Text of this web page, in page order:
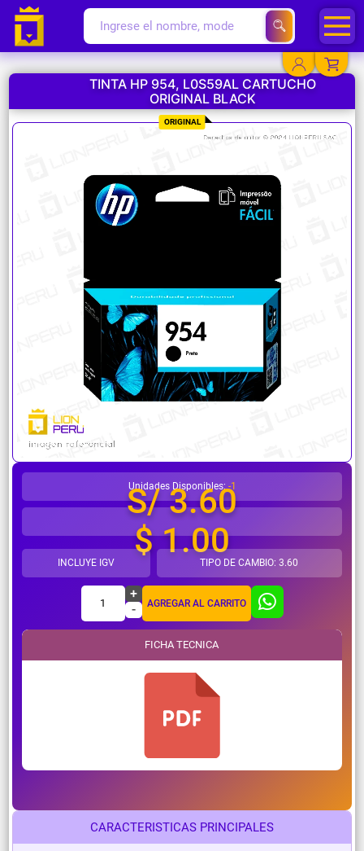
YA EXISTO
SOY NUEVO
¿Necesitas ayuda?
TINTA HP 954, L0S59AL CARTUCHO
ORIGINAL BLACK
ORIGINAL
CARACTERISTICAS PRINCIPALES
Unidades Disponibles:-1
S/ 3.60
$ 1.00
INCLUYE IGV TIPO DE CAMBIO: 3.60
1
+
-
AGREGAR AL CARRITO
FICHA TECNICA